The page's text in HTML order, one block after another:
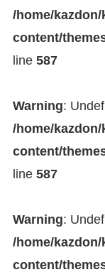
/home/
content/
line 587
Warning:
/home/
content/
line 587
Warning:
/home/
content/